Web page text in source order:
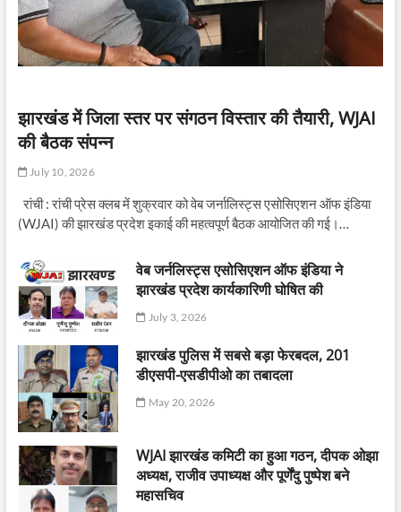
झारखंड में जिला स्तर पर संगठन विस्तार की तैयारी, WJAI
की बैठक संपन्न
July 10, 2026
रांची : रांची प्रेस क्लब में शुक्रवार को वेब जर्नालिस्ट्स एसोसिएशन ऑफ इंडिया
(WJAI) की झारखंड प्रदेश इकाई की महत्वपूर्ण बैठक आयोजित की गई।…
वेब जर्नलिस्ट्स एसोसिएशन ऑफ इंडिया ने
झारखंड प्रदेश कार्यकारिणी घोषित की
July 3, 2026
झारखंड पुलिस में सबसे बड़ा फेरबदल, 201
डीएसपी-एसडीपीओ का तबादला
May 20, 2026
WJAI झारखंड कमिटी का हुआ गठन, दीपक ओझा
अध्यक्ष, राजीव उपाध्यक्ष और पूर्णेंदु पुष्पेश बने
महासचिव